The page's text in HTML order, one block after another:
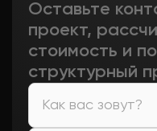
Оставьте
проект,
стоимость и
структурный